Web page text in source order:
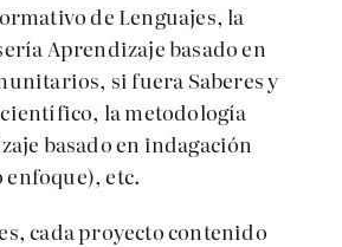
de Lenguajes, la
Aprendizaje basado en
si fuera Saberes y
la metodología
basado en indagación
enfoque), etc.
cada proyecto contenido